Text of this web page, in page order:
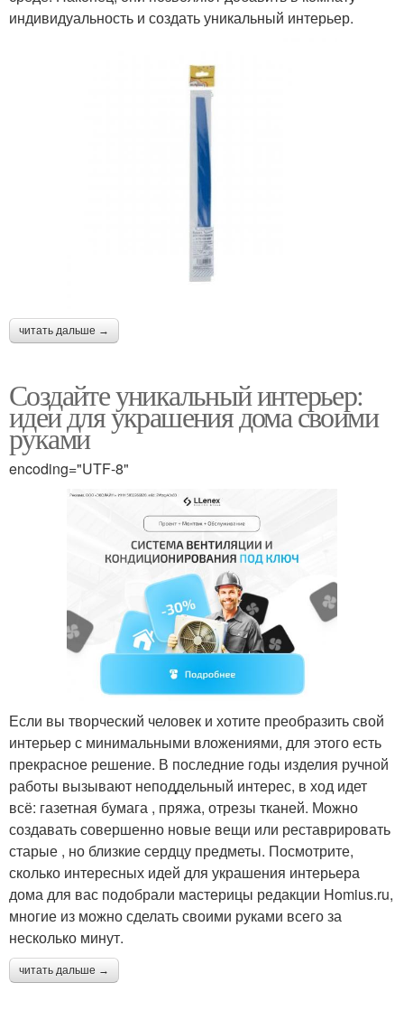
индивидуальность и создать уникальный интерьер.
читать дальше →
Создайте уникальный интерьер:
идеи для украшения дома своими
руками
encoding="UTF-8"
Если вы творческий человек и хотите преобразить свой
интерьер с минимальными вложениями, для этого есть
прекрасное решение. В последние годы изделия ручной
работы вызывают неподдельный интерес, в ход идет
всё: газетная бумага , пряжа, отрезы тканей. Можно
создавать совершенно новые вещи или реставрировать
старые , но близкие сердцу предметы. Посмотрите,
сколько интересных идей для украшения интерьера
дома для вас подобрали мастерицы редакции Homius.ru,
многие из можно сделать своими руками всего за
несколько минут.
читать дальше →